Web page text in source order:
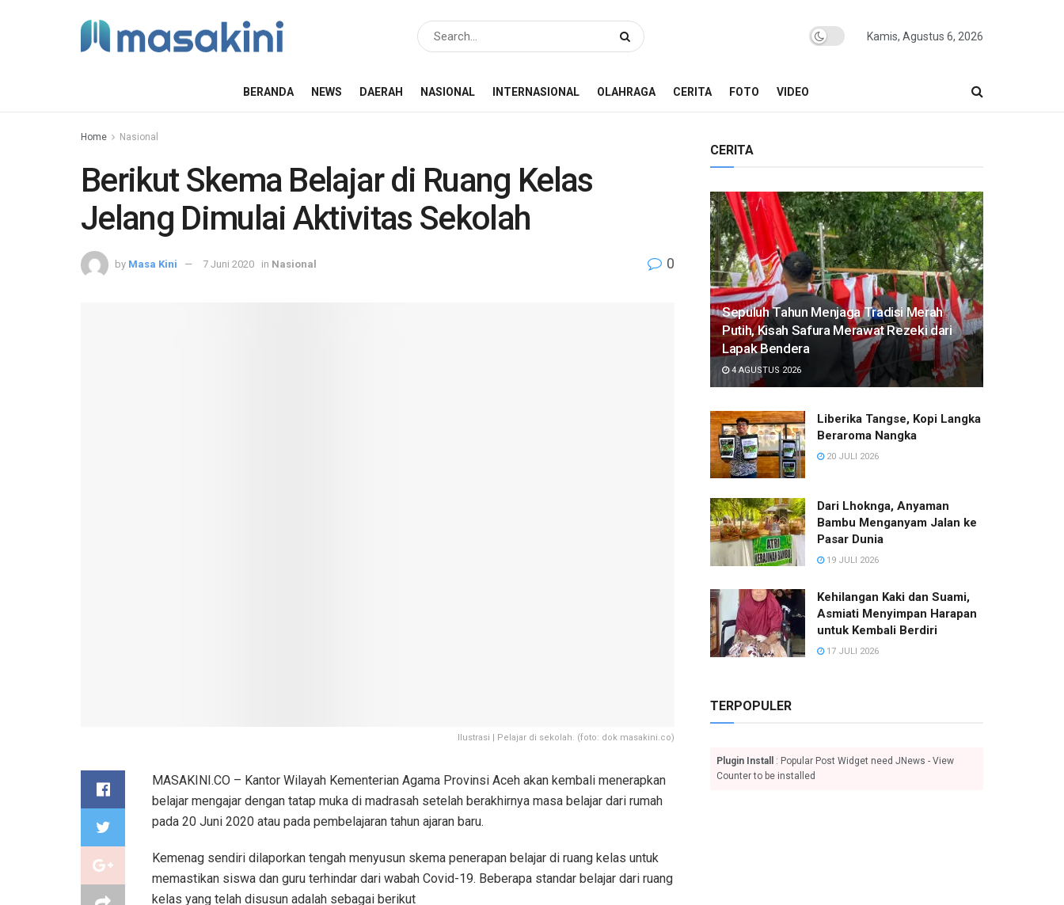
Kamis, Agustus 6, 2026
BERANDA NEWS DAERAH NASIONAL INTERNASIONAL OLAHRAGA CERITA FOTO VIDEO
Home Nasional
Berikut Skema Belajar di Ruang Kelas
Jelang Dimulai Aktivitas Sekolah
by Masa Kini 7 Juni 2020 in Nasional 0
Ilustrasi | Pelajar di sekolah. (foto: dok masakini.co)
MASAKINI.CO – Kantor Wilayah Kementerian Agama Provinsi Aceh akan kembali menerapkan
belajar mengajar dengan tatap muka di madrasah setelah berakhirnya masa belajar dari rumah
pada 20 Juni 2020 atau pada pembelajaran tahun ajaran baru.
Kemenag sendiri dilaporkan tengah menyusun skema penerapan belajar di ruang kelas untuk
memastikan siswa dan guru terhindar dari wabah Covid-19. Beberapa standar belajar dari ruang
kelas yang telah disusun adalah sebagai berikut
CERITA
Sepuluh Tahun Menjaga Tradisi Merah
Putih, Kisah Safura Merawat Rezeki dari
Lapak Bendera
4 AGUSTUS 2026
Liberika Tangse, Kopi Langka
Beraroma Nangka
20 JULI 2026
Dari Lhoknga, Anyaman
Bambu Menganyam Jalan ke
Pasar Dunia
19 JULI 2026
Kehilangan Kaki dan Suami,
Asmiati Menyimpan Harapan
untuk Kembali Berdiri
17 JULI 2026
TERPOPULER
Plugin Install
: Popular Post Widget need JNews - View
Counter to be installed